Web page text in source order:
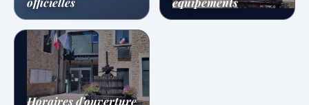
Horaires d’ouverture